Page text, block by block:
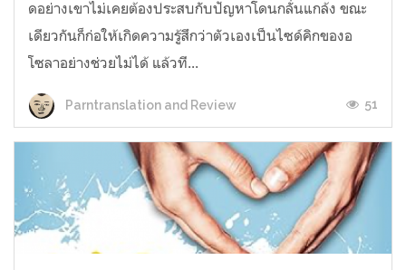
ดอย่างเขาไม่เคยต้องประสบกับปัญหาโดนกลั่นแกล้ง ขณะ
เดียวกันก็ก่อให้เกิดความรู้สึกว่าตัวเองเป็นไซด์คิกของอ
โซลาอย่างช่วยไม่ได้ แล้วที...
Parntranslation and Review 51